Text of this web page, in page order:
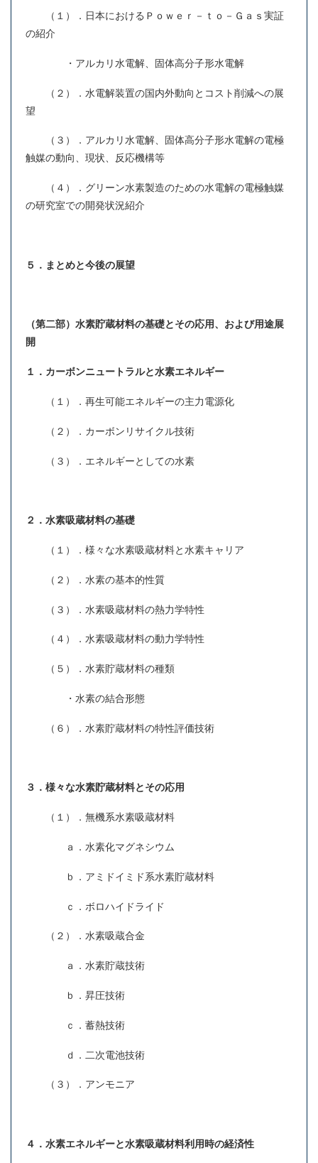
（１）．日本におけるＰｏｗｅｒ－ｔｏ－Ｇａｓ実証
の紹介
・アルカリ水電解、固体高分子形水電解
（２）．水電解装置の国内外動向とコスト削減への展
望
（３）．アルカリ水電解、固体高分子形水電解の電極
触媒の動向、現状、反応機構等
（４）．グリーン水素製造のための水電解の電極触媒
の研究室での開発状況紹介
５．まとめと今後の展望
（第二部）水素貯蔵材料の基礎とその応用、および用途展
開
１．カーボンニュートラルと水素エネルギー
（１）．再生可能エネルギーの主力電源化
（２）．カーボンリサイクル技術
（３）．エネルギーとしての水素
２．水素吸蔵材料の基礎
（１）．様々な水素吸蔵材料と水素キャリア
（２）．水素の基本的性質
（３）．水素吸蔵材料の熱力学特性
（４）．水素吸蔵材料の動力学特性
（５）．水素貯蔵材料の種類
・水素の結合形態
（６）．水素貯蔵材料の特性評価技術
３．様々な水素貯蔵材料とその応用
（１）．無機系水素吸蔵材料
ａ．水素化マグネシウム
ｂ．アミドイミド系水素貯蔵材料
ｃ．ボロハイドライド
（２）．水素吸蔵合金
ａ．水素貯蔵技術
ｂ．昇圧技術
ｃ．蓄熱技術
ｄ．二次電池技術
（３）．アンモニア
４．水素エネルギーと水素吸蔵材料利用時の経済性